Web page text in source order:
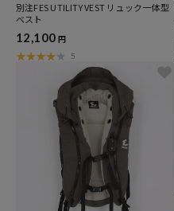
別注FES UTILITY VEST リュック一体型
ベスト
12,100 円
5